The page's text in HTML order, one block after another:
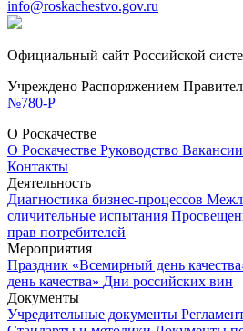
info@roskachestvo.gov.ru
Официальный сайт Российской
Учреждено Распоряжением
№780-Р
О Роскачестве
О Роскачестве Руководство Вакансии
Контакты
Деятельность
Диагностика бизнес-процессов
сличительные испытания
прав потребителей
Мероприятия
Праздник «Всемирный день
день качества» Дни российских вин
Документы
Учредительные документы